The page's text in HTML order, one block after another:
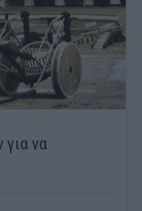
να